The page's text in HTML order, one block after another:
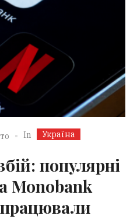
In Україна
популярні
Monobank